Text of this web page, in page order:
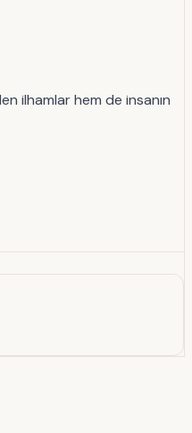
ilhamlar hem de insanın